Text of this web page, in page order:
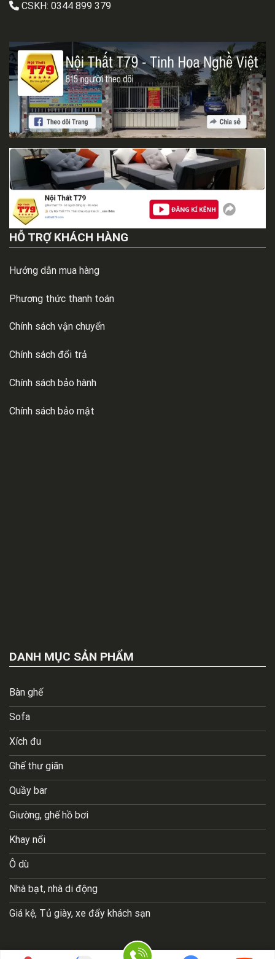
CSKH: 0344 899 379
HỖ TRỢ KHÁCH HÀNG
Hướng dẫn mua hàng
Phương thức thanh toán
Chính sách vận chuyển
Chính sách đổi trả
Chính sách bảo hành
Chính sách bảo mật
DANH MỤC SẢN PHẨM
Bàn ghế
Sofa
Xích đu
Ghế thư giãn
Quầy bar
Giường, ghế hồ bơi
Khay nổi
Ô dù
Nhà bạt, nhà di động
Giá kệ, Tủ giày, xe đẩy khách sạn